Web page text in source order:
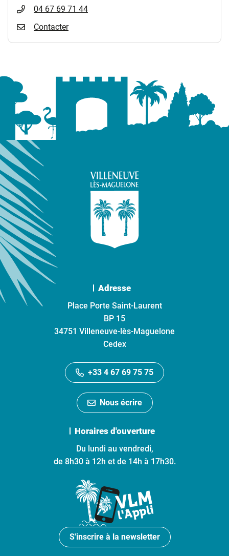
04 67 69 71 44
Contacter
Adresse
Place Porte Saint-Laurent
BP 15
34751 Villeneuve-lès-Maguelone
Cedex
+33 4 67 69 75 75
Nous écrire
Horaires d'ouverture
Du lundi au vendredi,
de 8h30 à 12h et de 14h à 17h30.
S'inscrire à la newsletter